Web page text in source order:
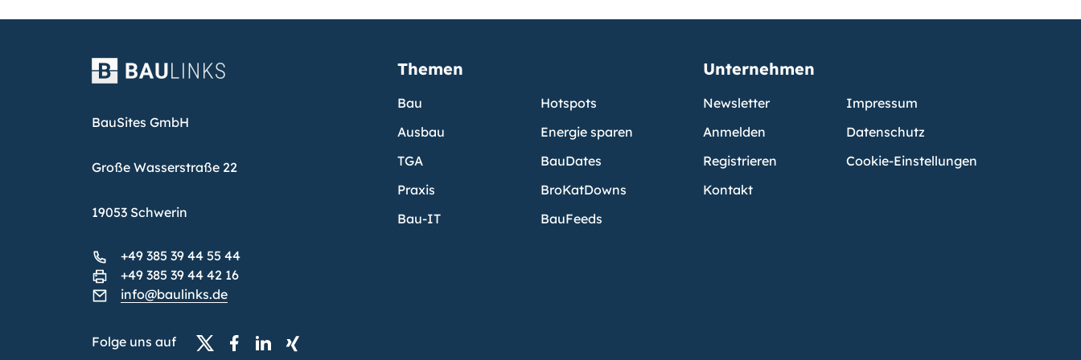
BauSites GmbH
Große Wasserstraße 22
19053 Schwerin
+49 385 39 44 55 44
+49 385 39 44 42 16
info@baulinks.de
Folge uns auf
Themen
Bau
Ausbau
TGA
Praxis
Bau-IT
Hotspots
Energie sparen
BauDates
BroKatDowns
BauFeeds
Unternehmen
Newsletter
Anmelden
Registrieren
Kontakt
Impressum
Datenschutz
Cookie-Einstellungen